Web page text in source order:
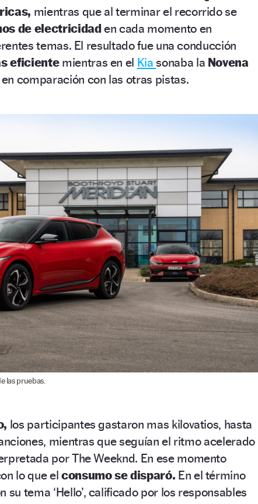
mientras que al terminar el recorrido se
de electricidaden cada momento en
temas. El resultado fue una conducción
eficientemientras en el Kiasonaba la Novena
en comparación con las otras pistas.
las pruebas.
los participantes gastaron mas kilovatios, hasta
mientras que seguían el ritmo acelerado
por The Weeknd. En ese momento
lo que elconsumo se disparó. En el término
su tema ‘Hello’, calificado por los responsables